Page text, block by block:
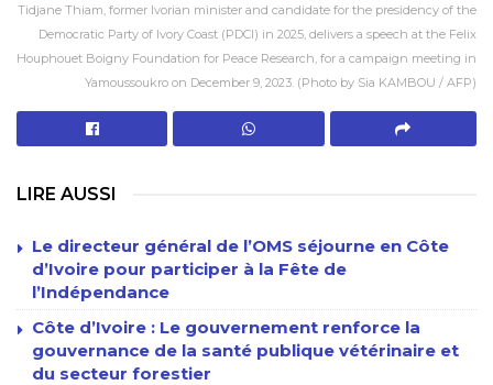
Tidjane Thiam, former Ivorian minister and candidate for the presidency of the
Democratic Party of Ivory Coast (PDCI) in 2025, delivers a speech at the Felix
Houphouet Boigny Foundation for Peace Research, for a campaign meeting in
Yamoussoukro on December 9, 2023. (Photo by Sia KAMBOU / AFP)
LIRE AUSSI
Le directeur général de l’OMS séjourne en Côte
d’Ivoire pour participer à la Fête de
l’Indépendance
Côte d’Ivoire : Le gouvernement renforce la
gouvernance de la santé publique vétérinaire et
du secteur forestier